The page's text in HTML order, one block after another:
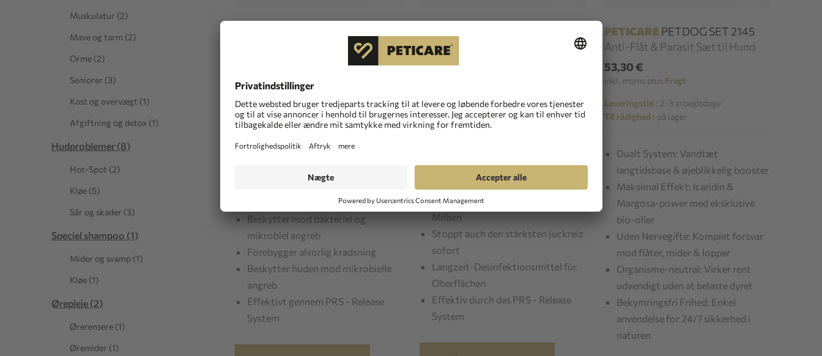
Muskulatur (2)
Mave og tarm (2)
Orme (2)
Seniorer (3)
Kost og overvægt (1)
Afgiftning og detox (1)
Hudproblemer (8)
Hot-Spot (2)
Kløe (5)
Sår og skader (3)
Speciel shampoo (1)
Mider og svamp (1)
Kløe (1)
Ørepleje (2)
Ørerensere (1)
Øremider (1)
Øremider, skab lotion til katte
Petisave7%=1,99 €
inkl. moms plusFragt
Til rådighed :på lager
Meget effektiv mod øremider og
Beskytter mod bakteriel og
mikrobiel angreb
Forebygger alvorlig kradsning
Beskytter huden mod mikrobielle
angreb
Effektivt gennem PRS - Release
System
Set: Parasitter og desinfektion til
Leveringstid :2-3 arbejdsdage
Til rådighed :på lager
Pflegeset: Milbenbefall und
Desinfektion
Hochwirksam gegen alle Arten von
Milben
Stoppt auch den stärksten Juckreiz
sofort
Langzeit-Desinfektionsmittel für
Oberflächen
Effektiv durch das PRS - Release
System
PETICARE PETDOG SET 2145
Anti-Flåt & Parasit Sæt til Hund
53,30 €
inkl. moms plus Fragt
Leveringstid : 2-3 arbejdsdage
Til rådighed : på lager
Dualt System: Vandtæt
langtidsbase & øjeblikkelig booster
Maksimal Effekt: Icaridin &
Margosa-power med eksklusive
bio-olier
Uden Nervegifte: Komplet forsvar
mod flåter, mider & lopper
Organisme-neutral: Virker rent
udvendigt uden at belaste dyret
Bekymringsfri Frihed: Enkel
anvendelse for 24/7 sikkerhed i
naturen